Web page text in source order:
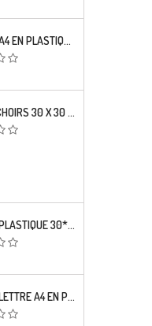
POCHOIR A4 EN PLASTIQUE MYLAR ALPHABET LETTRE TYPO SCIENCE 35 MM
LOT 3 POCHOIRS 30 X 30 CM EN PLASTIQUE MYLAR : ALPHABET COMPLET CABBAGE OMBRE 70 MM
POCHOIR PLASTIQUE 30*21CM : PAPILLONS
POCHOIR LETTRE A4 EN PLASTIQUE MYLAR ALPHABET LETTRES BRODWAY CAPITALES 20 MM